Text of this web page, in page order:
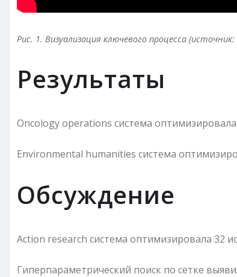
Рис. 1. Визуализация ключевого процесса
Результаты
Oncology operations система
Environmental humanities система
Обсуждение
Action research система оптимизировала 32
Гиперпараметрический поиск по сетке